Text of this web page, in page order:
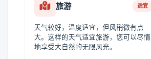
旅游 适宜
天气较好，温度适宜，但风稍微有点
大。这样的天气适宜旅游，您可以尽情
地享受大自然的无限风光。